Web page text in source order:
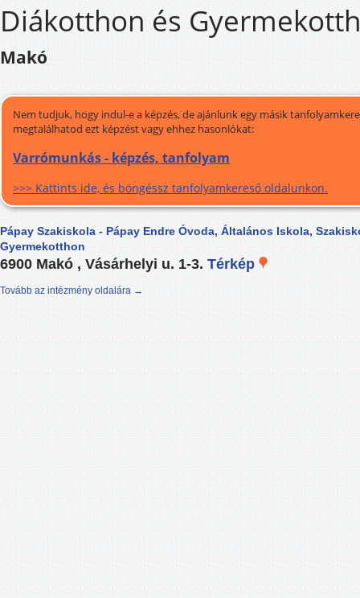
Diákotthon és
Makó
Nem tudjuk, hogy indul-e a képzés, de ajánlunk egy másik
megtalálhatod ezt képzést vagy ehhez hasonlókat:
Varrómunkás - képzés, tanfolyam
>>> Kattints ide, és böngéssz tanfolyamkereső oldalunkon.
Pápay Szakiskola - Pápay Endre Óvoda, Általános Iskola,
Gyermekotthon
6900 Makó , Vásárhelyi u. 1-3. Térkép
Tovább az intézmény oldalára →